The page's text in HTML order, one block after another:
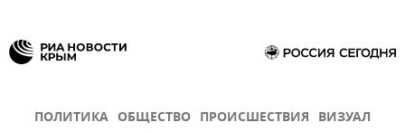
ПОЛИТИКА ОБЩЕСТВО ПРОИСШЕСТВИЯ ВИЗУАЛ